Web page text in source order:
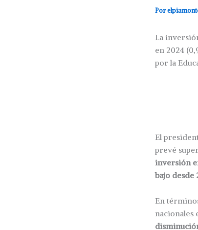
Por
La
en 2024
por la
El
prevé
inversión
bajo desde
En
nacionales